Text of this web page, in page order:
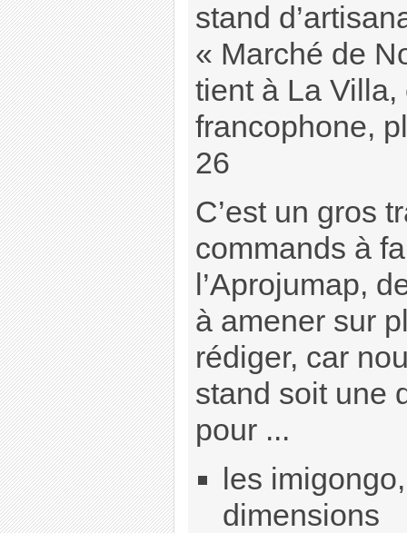
stand
« Marché de
tient à La
francophone,
26
C’est un gros
commands à
l’Aprojumap,
à amener sur
rédiger, car
stand soit une
pour ...
les
dimensions